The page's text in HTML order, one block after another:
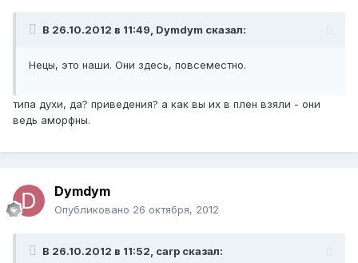
В 26.10.2012 в 11:49, Dymdym сказал:
Нецы, это наши. Они здесь, повсеместно.
типа духи, да? приведения? а как вы их в плен взяли - они
ведь аморфны.
Dymdym
Опубликовано 26 октября, 2012
В 26.10.2012 в 11:52, carp сказал: